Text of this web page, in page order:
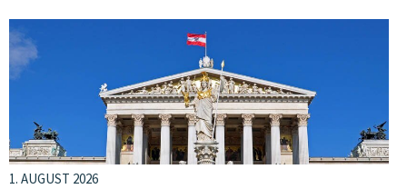
1. AUGUST 2026